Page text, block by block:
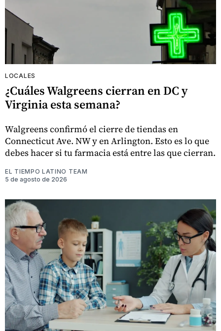
LOCALES
¿Cuáles Walgreens cierran en DC y
Virginia esta semana?
Walgreens confirmó el cierre de tiendas en
Connecticut Ave. NW y en Arlington. Esto es lo que
debes hacer si tu farmacia está entre las que cierran.
EL TIEMPO LATINO TEAM
5 de agosto de 2026